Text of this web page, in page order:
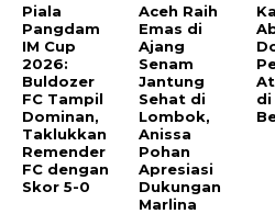
Piala
Pangdam
IM Cup
2026:
Buldozer
FC Tampil
Dominan,
Taklukkan
Remender
FC dengan
Skor 5-0
Aceh Raih
Emas di
Ajang
Senam
Jantung
Sehat di
Lombok,
Anissa
Pohan
Apresiasi
Dukungan
Marlina
di